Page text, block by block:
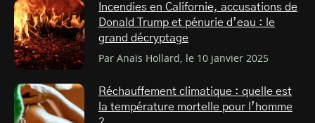
Incendies en Californie, accusations de
Donald Trump et pénurie d’eau : le
grand décryptage
Par Anaïs Hollard, le 10 janvier 2025
Réchauffement climatique : quelle est
la température mortelle pour l’homme